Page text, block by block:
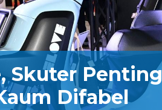
Skuter Penting
Difabel